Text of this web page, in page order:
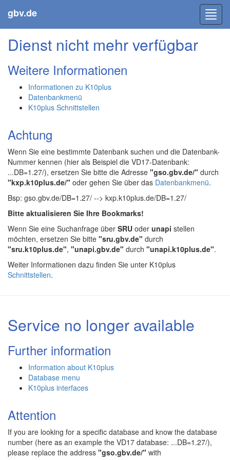
gbv.de
Dienst nicht mehr verfügbar
Weitere Informationen
Informationen zu K10plus
Datenbankmenü
K10plus Schnittstellen
Achtung
Wenn Sie eine bestimmte Datenbank suchen und die Datenbank-
Nummer kennen (hier als Beispiel die VD17-Datenbank:
...DB=1.27/), ersetzen Sie bitte die Adresse "gso.gbv.de/" durch
"kxp.k10plus.de/" oder gehen Sie über das Datenbankmenü.
Bsp: gso.gbv.de/DB=1.27/ --> kxp.k10plus.de/DB=1.27/
Bitte aktualisieren Sie Ihre Bookmarks!
Wenn Sie eine Suchanfrage über SRU oder unapi stellen
möchten, ersetzen Sie bitte "sru.gbv.de" durch
"sru.k10plus.de", "unapi.gbv.de" durch "unapi.k10plus.de".
Weiter Informationen dazu finden Sie unter K10plus
Schnittstellen.
Service no longer available
Further information
Information about K10plus
Database menu
K10plus interfaces
Attention
If you are looking for a specific database and know the database
number (here as an example the VD17 database: ...DB=1.27/),
please replace the address "gso.gbv.de/" with